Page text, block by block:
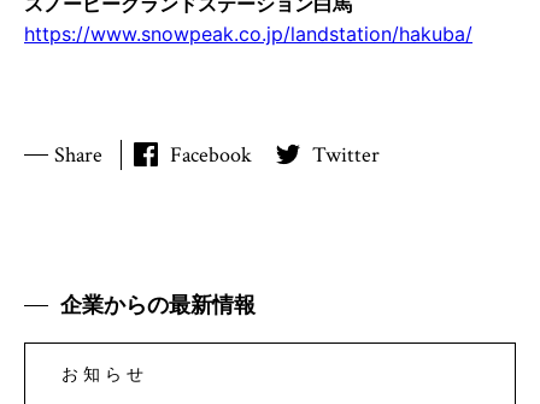
https://www.snowpeak.co.jp/landstation/hakuba/
Share Facebook Twitter
企業からの最新情報
お知らせ